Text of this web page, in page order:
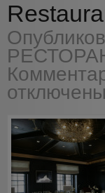
отключены